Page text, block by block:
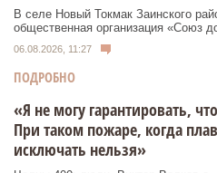
В селе Новый Токмак Заинского
общественная организация «Союз
06.08.2026, 11:27
ПОДРОБНО
«Я не могу гарантировать,
При таком пожаре, когда
исключать нельзя»